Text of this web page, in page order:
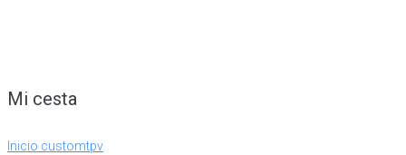
Mi cesta
Inicio customtpv